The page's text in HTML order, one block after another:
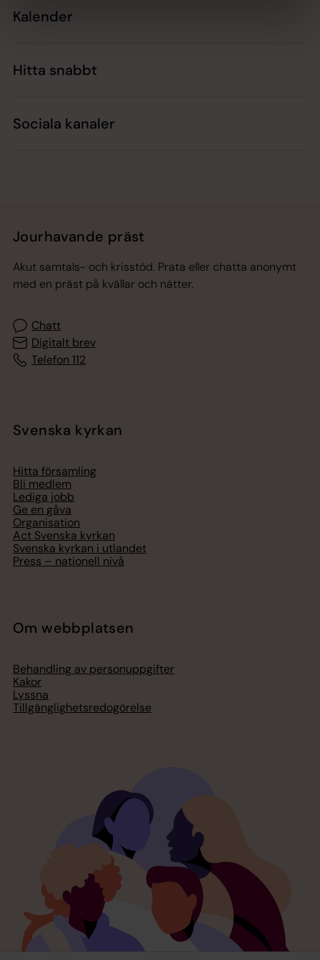
Kalender
Hitta snabbt
Sociala kanaler
Jourhavande präst
Akut samtals- och krisstöd. Prata eller chatta anonymt
med en präst på kvällar och nätter.
Chatt
Digitalt brev
Telefon 112
Svenska kyrkan
Hitta församling
Bli medlem
Lediga jobb
Ge en gåva
Organisation
Act Svenska kyrkan
Svenska kyrkan i utlandet
Press – nationell nivå
Om webbplatsen
Behandling av personuppgifter
Kakor
Lyssna
Tillgänglighetsredogörelse